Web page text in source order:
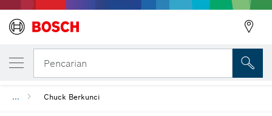
Pencarian
... Chuck Berkunci
VARIAN PILIHAN ANDA
Chuck Berkunci